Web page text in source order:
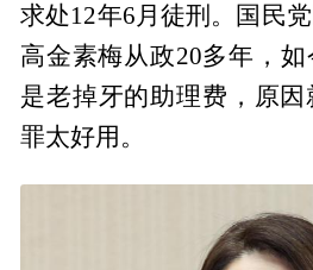
求处12年6月徒刑。国民
高金素梅从政20多年，如
是老掉牙的助理费，原
罪太好用。